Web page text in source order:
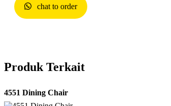
chat to order
Produk Terkait
4551 Dining Chair